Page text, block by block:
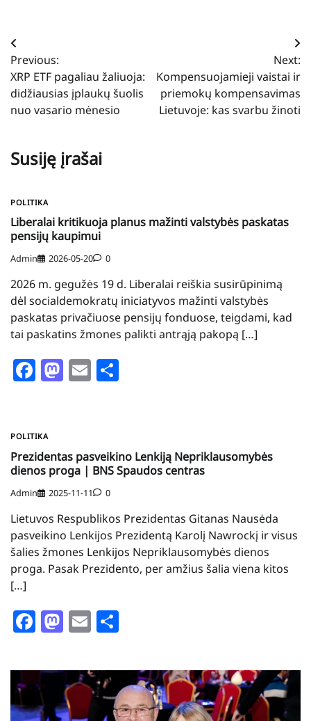
Navigacija
tarp
įrašų
Previous:
XRP ETF pagaliau žaliuoja:
didžiausias įplaukų šuolis
nuo vasario mėnesio
Next:
Kompensuojamieji vaistai ir
priemokų kompensavimas
Lietuvoje: kas svarbu žinoti
Susiję įrašai
POLITIKA
Liberalai kritikuoja planus mažinti valstybės paskatas
pensijų kaupimui
Admin 2026-05-20 0
2026 m. gegužės 19 d. Liberalai reiškia susirūpinimą
dėl socialdemokratų iniciatyvos mažinti valstybės
paskatas privačiuose pensijų fonduose, teigdami, kad
tai paskatins žmones palikti antrąją pakopą […]
Facebook
Mastodon
Email
POLITIKA
Prezidentas pasveikino Lenkiją Nepriklausomybės
dienos proga | BNS Spaudos centras
Admin 2025-11-11 0
Lietuvos Respublikos Prezidentas Gitanas Nausėda
pasveikino Lenkijos Prezidentą Karolį Nawrockį ir visus
šalies žmones Lenkijos Nepriklausomybės dienos
proga. Pasak Prezidento, per amžius šalia viena kitos
[…]
Facebook
Mastodon
Email